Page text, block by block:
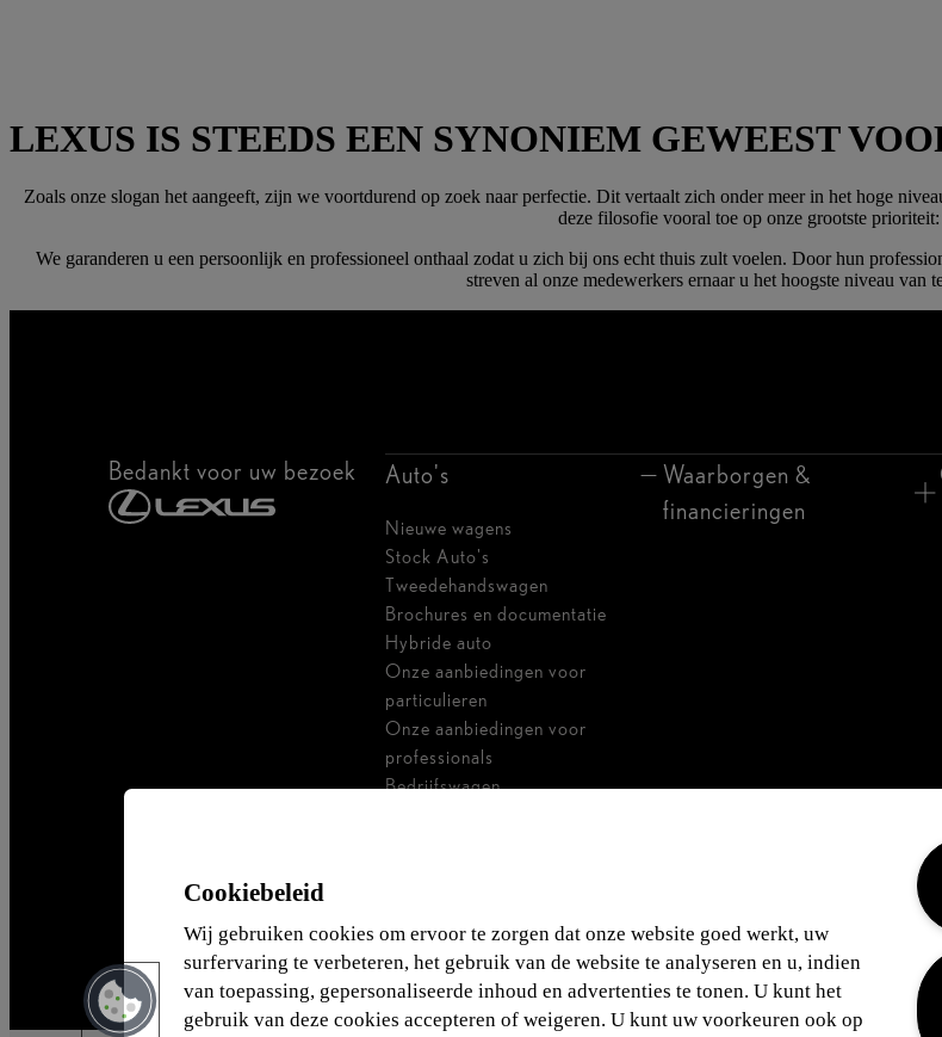
LEXUS IS STEEDS EEN SYNONIEM GEWEEST
Zoals onze slogan het aangeeft, zijn we voortdurend op zoek naar perfectie. Dit vertaalt zich onder meer in het hoge
deze filosofie vooral toe op onze grootste
We garanderen u een persoonlijk en professioneel onthaal zodat u zich bij ons echt thuis zult voelen. Door hun
streven al onze medewerkers ernaar u het hoogste niveau van
Bedankt voor uw bezoek Auto's
Nieuwe wagens
Stock Auto's
Tweedehandswagen
Brochures en documentatie
Hybride auto
Onze aanbiedingen voor
particulieren
Onze aanbiedingen voor
professionals
Bedrijfswagen
Waarborgen &
financieringen
Cookiebeleid
Wij gebruiken cookies om ervoor te zorgen dat onze website goed werkt, uw
surfervaring te verbeteren, het gebruik van de website te analyseren en u, indien
van toepassing, gepersonaliseerde inhoud en advertenties te tonen. U kunt het
gebruik van deze cookies accepteren of weigeren. U kunt uw voorkeuren ook op